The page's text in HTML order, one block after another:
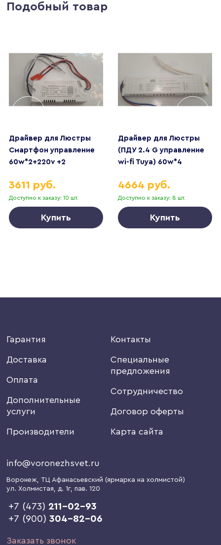
Подобный товар
Драйвер для Люстры
Смартфон управление
60w*2+220v +2
Доступно к заказу: 10 шт.
3611 руб.
Купить
Драйвер для Люстры
(ПДУ 2.4 G управление
wi-fi Tuya) 60w*4
Доступно к заказу: 8 шт.
4664 руб.
Купить
Гарантия
Доставка
Оплата
Дополнительные
услуги
Производители
Контакты
Специальные
предложения
Сотрудничество
Договор оферты
Карта сайта
info@voronezhsvet.ru
Воронеж, ТЦ Афанасьевский (ярмарка на холмистой)
ул. Холмистая, д. 1г, пав. 120
+7 (473) 211-02-93
+7 (900)304-82-06
Заказать звонок